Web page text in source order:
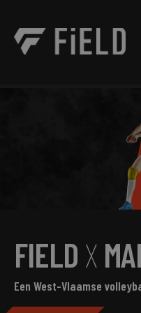
FIELD X
Een West-Vlaamse